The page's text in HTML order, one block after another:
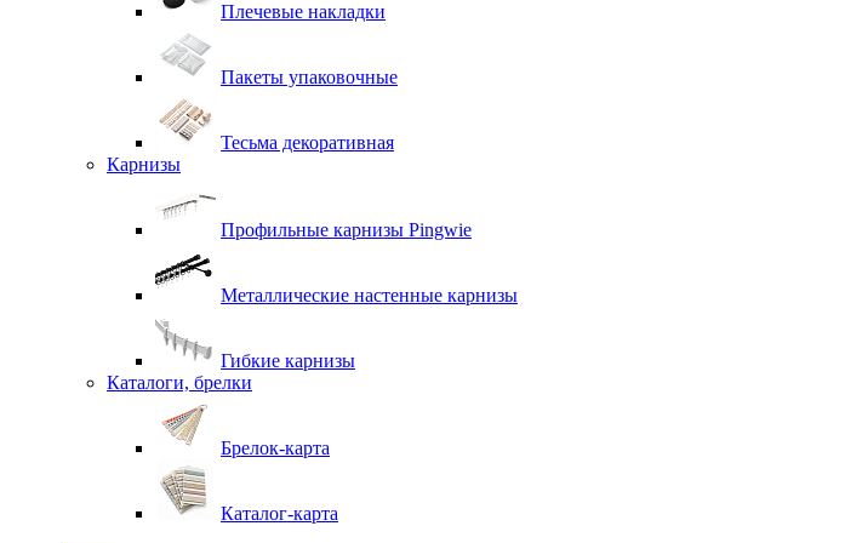
Плечевые накладки
Пакеты упаковочные
Тесьма декоративная
Карнизы
Профильные карнизы Pingwie
Металлические настенные карнизы
Гибкие карнизы
Каталоги, брелки
Брелок-карта
Каталог-карта